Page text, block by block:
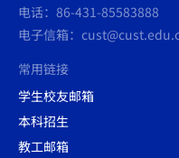
电话：86-431-85583888
电子信箱：
常用链接
学生校友邮箱
本科招生
教工邮箱